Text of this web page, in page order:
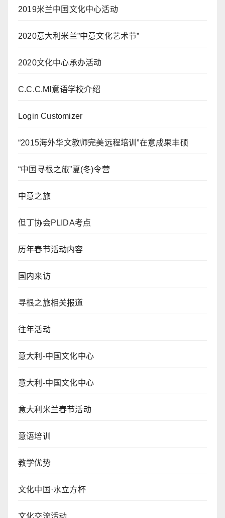
2019米兰中国文化中心活动
2020意大利米兰”中意文化艺术节”
2020文化中心承办活动
C.C.C.MI意语学校介绍
Login Customizer
“2015海外华文教师完美远程培训”在意成果丰硕
“中国寻根之旅”夏(冬)令营
中意之旅
但丁协会PLIDA考点
历年春节活动内容
国内来访
寻根之旅相关报道
往年活动
意大利-中国文化中心
意大利-中国文化中心
意大利米兰春节活动
意语培训
教学优势
文化中国·水立方杯